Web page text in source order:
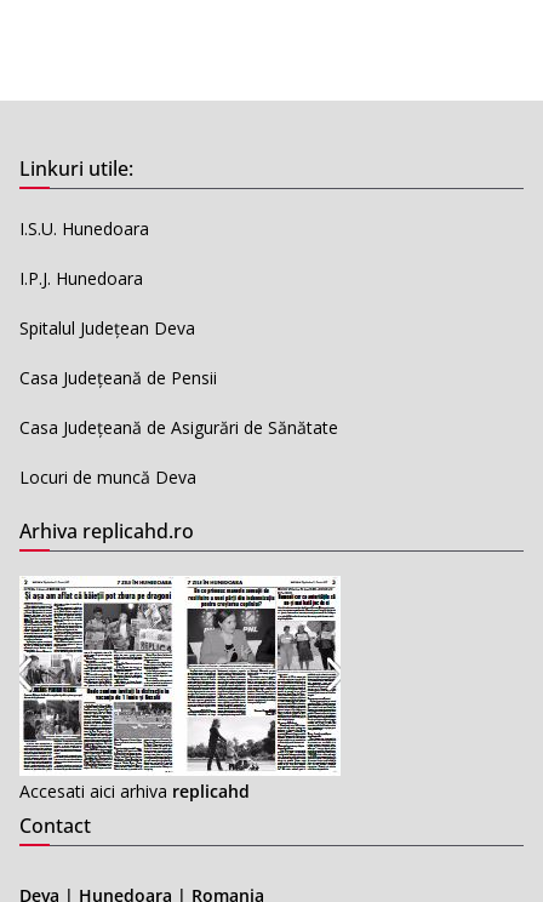
Linkuri utile:
I.S.U. Hunedoara
I.P.J. Hunedoara
Spitalul Județean Deva
Casa Județeană de Pensii
Casa Județeană de Asigurări de Sănătate
Locuri de muncă Deva
Arhiva replicahd.ro
Accesati aici arhiva replicahd
Contact
Deva | Hunedoara | Romania